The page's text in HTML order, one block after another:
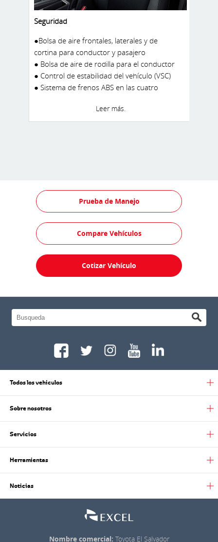
Seguridad
●Bolsa de aire frontales, laterales y de
cortina para conductor y pasajero
● Bolsa de aire de rodilla para el conductor
● Control de estabilidad del vehículo (VSC)
● Sistema de frenos ABS en las cuatro
● Inmovilizador de motor y sistema de
alarma de pánico
Leer más.
Prueba de Manejo
Compare Vehículos
Cotizar Vehículo
Todos los vehiculos
Sobre nosotros
Servicios
Herramientas
Noticias
Nombre comercial: Toyota El Salvador